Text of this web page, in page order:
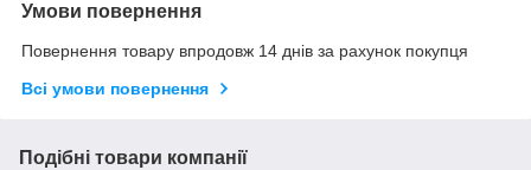
Умови повернення
Повернення товару впродовж 14 днів за рахунок покупця
Всі умови повернення
Подібні товари компанії